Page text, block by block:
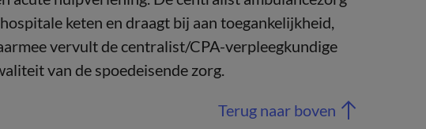
keten en draagt bij aan toegankelijkheid,
vervult de centralist/CPA-verpleegkundige
van de spoedeisende zorg.
Terug naar boven